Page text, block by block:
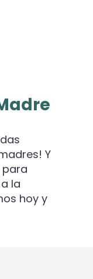
Y
para
la
hoy y